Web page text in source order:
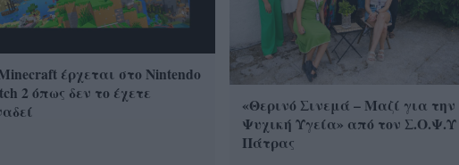
έρχεται στο Nintendo
2 όπως δεν το έχετε
«Θερινό Σινεμά – Μαζί για την
Ψυχική Υγεία» από τον Σ.Ο.Ψ.Υ
Πάτρας